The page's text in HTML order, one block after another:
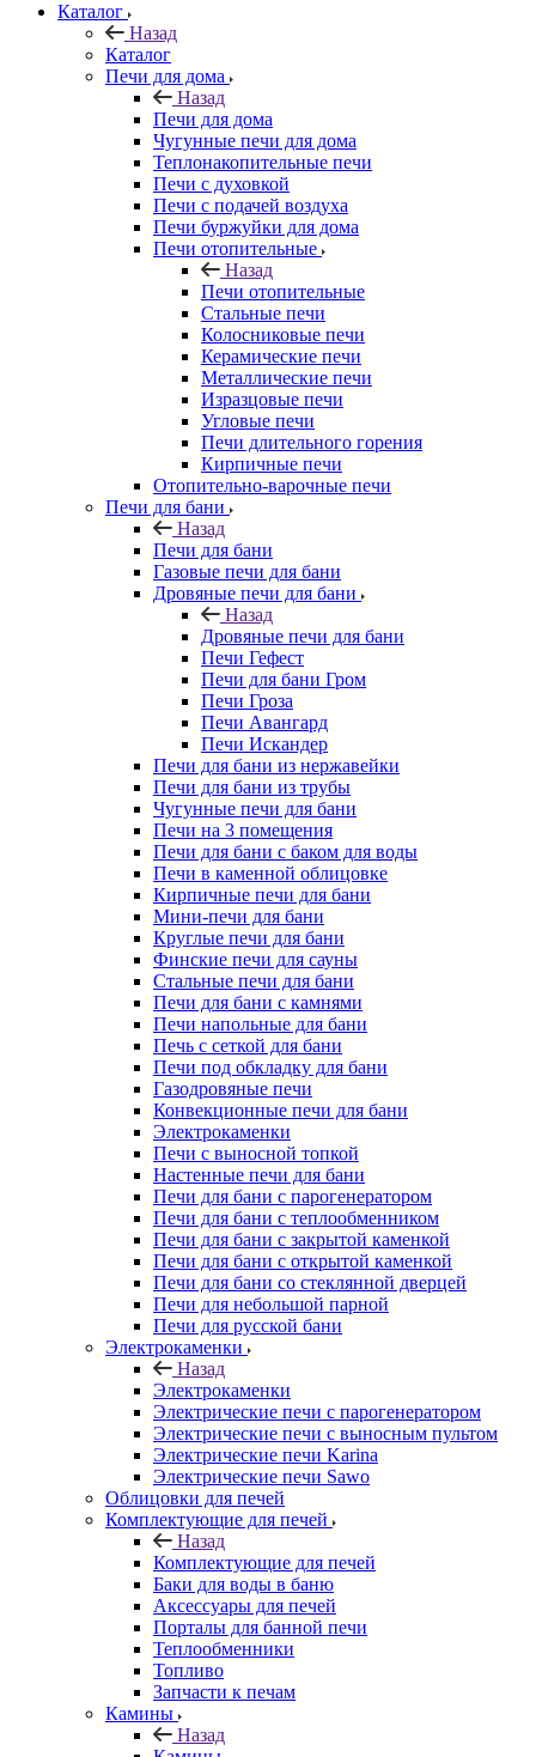
Каталог
Назад
Каталог
Печи для дома
Назад
Печи для дома
Чугунные печи для дома
Теплонакопительные печи
Печи с духовкой
Печи с подачей воздуха
Печи буржуйки для дома
Печи отопительные
Назад
Печи отопительные
Стальные печи
Колосниковые печи
Керамические печи
Металлические печи
Изразцовые печи
Угловые печи
Печи длительного горения
Кирпичные печи
Отопительно-варочные печи
Печи для бани
Назад
Печи для бани
Газовые печи для бани
Дровяные печи для бани
Назад
Дровяные печи для бани
Печи Гефест
Печи для бани Гром
Печи Гроза
Печи Авангард
Печи Искандер
Печи для бани из нержавейки
Печи для бани из трубы
Чугунные печи для бани
Печи на 3 помещения
Печи для бани с баком для воды
Печи в каменной облицовке
Кирпичные печи для бани
Мини-печи для бани
Круглые печи для бани
Финские печи для сауны
Стальные печи для бани
Печи для бани с камнями
Печи напольные для бани
Печь с сеткой для бани
Печи под обкладку для бани
Газодровяные печи
Конвекционные печи для бани
Электрокаменки
Печи с выносной топкой
Настенные печи для бани
Печи для бани с парогенератором
Печи для бани с теплообменником
Печи для бани с закрытой каменкой
Печи для бани с открытой каменкой
Печи для бани со стеклянной дверцей
Печи для небольшой парной
Печи для русской бани
Электрокаменки
Назад
Электрокаменки
Электрические печи с парогенератором
Электрические печи с выносным пультом
Электрические печи Karina
Электрические печи Sawo
Облицовки для печей
Комплектующие для печей
Назад
Комплектующие для печей
Баки для воды в баню
Аксессуары для печей
Порталы для банной печи
Теплообменники
Топливо
Запчасти к печам
Камины
Назад